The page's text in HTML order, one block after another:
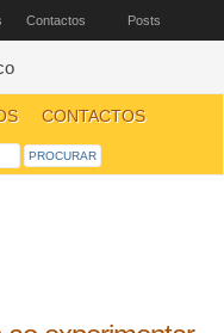
Contactos Posts
CONTACTOS